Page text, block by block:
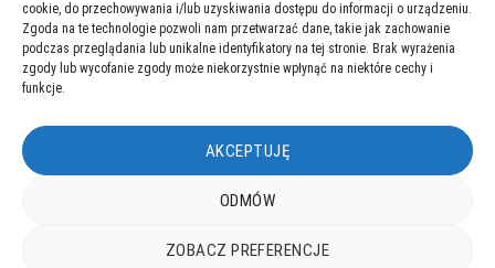
cookie, do przechowywania i/lub uzyskiwania dostępu do informacji o urządzeniu.
Zgoda na te technologie pozwoli nam przetwarzać dane, takie jak zachowanie
podczas przeglądania lub unikalne identyfikatory na tej stronie. Brak wyrażenia
zgody lub wycofanie zgody może niekorzystnie wpłynąć na niektóre cechy i
funkcje.
AKCEPTUJĘ
ODMÓW
ZOBACZ PREFERENCJE
Email